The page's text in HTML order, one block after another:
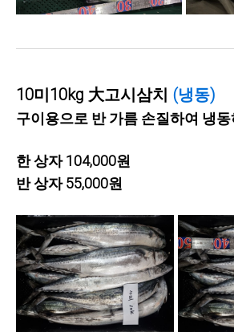
10미10kg 大고시삼치 (냉동)
구이용으로 반 가름 손질하여 냉
한 상자 104,000원
반 상자 55,000원